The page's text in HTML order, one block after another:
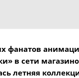
фанатов
в сети
летняя